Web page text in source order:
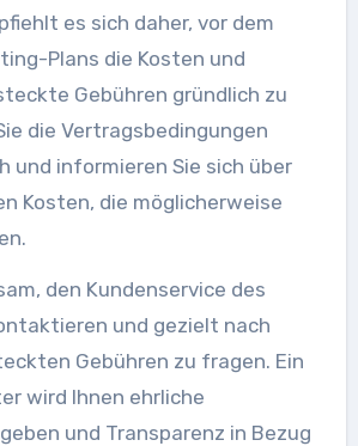
es sich daher, vor dem
Plans die Kosten und
Gebühren gründlich zu
die Vertragsbedingungen
und informieren Sie sich über
Kosten, die möglicherweise
den Kundenservice des
und gezielt nach
Gebühren zu fragen. Ein
wird Ihnen ehrliche
und Transparenz in Bezug